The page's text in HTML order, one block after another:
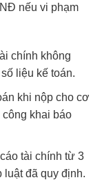
nếu vi phạm
chính không
liệu kế toán.
khi nộp cho cơ
khai báo
tài chính từ 3
đã quy định.